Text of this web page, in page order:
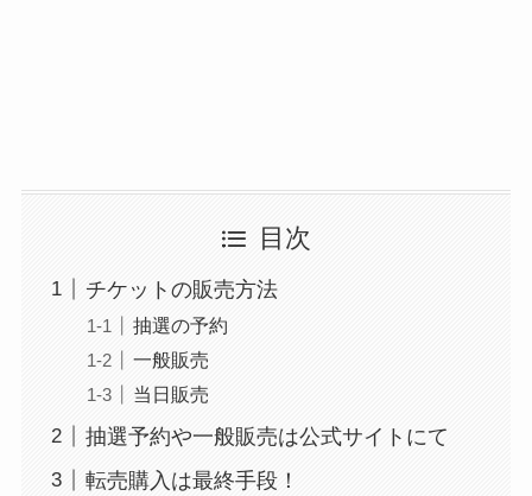
目次
チケットの販売方法
抽選の予約
一般販売
当日販売
抽選予約や一般販売は公式サイトにて
転売購入は最終手段！